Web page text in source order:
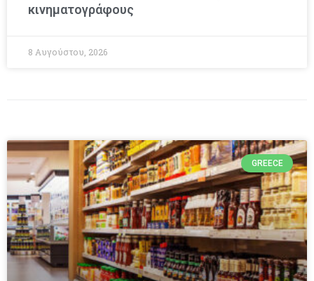
κινηματογράφους
8 Αυγούστου, 2026
GREECE